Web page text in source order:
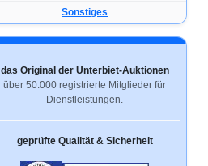
Sonstiges
das Original der Unterbiet-Auktionen
über 50.000 registrierte Mitglieder für
Dienstleistungen.
geprüfte Qualität & Sicherheit